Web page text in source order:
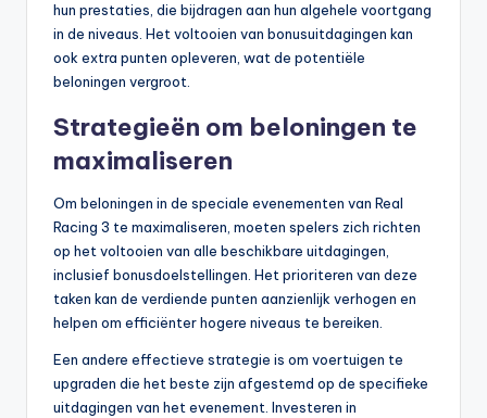
hun prestaties, die bijdragen aan hun algehele voortgang
in de niveaus. Het voltooien van bonusuitdagingen kan
ook extra punten opleveren, wat de potentiële
beloningen vergroot.
Strategieën om beloningen te
maximaliseren
Om beloningen in de speciale evenementen van Real
Racing 3 te maximaliseren, moeten spelers zich richten
op het voltooien van alle beschikbare uitdagingen,
inclusief bonusdoelstellingen. Het prioriteren van deze
taken kan de verdiende punten aanzienlijk verhogen en
helpen om efficiënter hogere niveaus te bereiken.
Een andere effectieve strategie is om voertuigen te
upgraden die het beste zijn afgestemd op de specifieke
uitdagingen van het evenement. Investeren in